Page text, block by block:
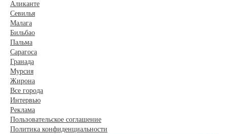
Аликанте
Севилья
Малага
Бильбао
Пальма
Сарагоса
Гранада
Мурсия
Жирона
Все города
Интервью
Реклама
Пользовательское соглашение
Политика конфиденциальности